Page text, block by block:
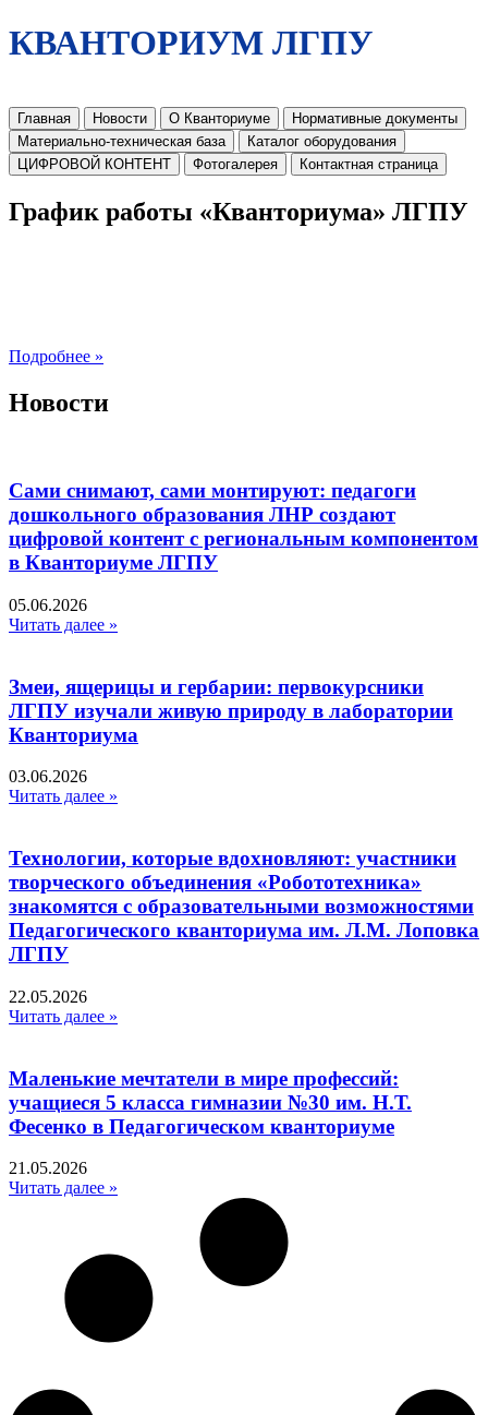
КВАНТОРИУМ ЛГПУ
Главная Новости О Кванториуме
Нормативные документы
Материально-техническая база
Каталог оборудования
ЦИФРОВОЙ КОНТЕНТ
Фотогалерея Контактная страница
График работы «Кванториума» ЛГПУ
Подробнее »
Новости
Сами снимают, сами монтируют: педагоги
дошкольного образования ЛНР создают
цифровой контент с региональным компонентом
в Кванториуме ЛГПУ​
05.06.2026
Читать далее »
Змеи, ящерицы и гербарии: первокурсники
ЛГПУ изучали живую природу в лаборатории
Кванториума
03.06.2026
Читать далее »
Технологии, которые вдохновляют: участники
творческого объединения «Робототехника»
знакомятся с образовательными возможностями
Педагогического кванториума им. Л.М. Лоповка
ЛГПУ
22.05.2026
Читать далее »
Маленькие мечтатели в мире профессий:
учащиеся 5 класса гимназии №30 им. Н.Т.
Фесенко в Педагогическом кванториуме
21.05.2026
Читать далее »